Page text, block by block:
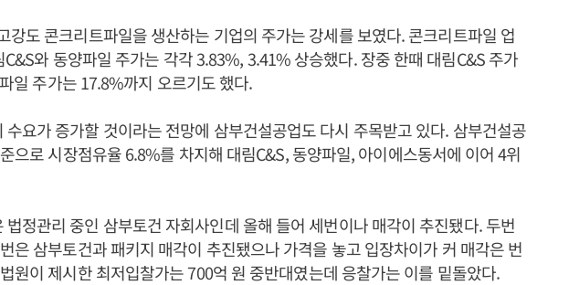
강도 콘크리트파일을 생산하는 기업의 주가는 강세를 보였다. 콘크리트파일 업
C&S와 동양파일 주가는 각각 3.83%, 3.41% 상승했다. 장중 한때 대림C&S 주가
일 주가는 17.8%까지 오르기도 했다.
수요가 증가할 것이라는 전망에 삼부건설공업도 다시 주목받고 있다. 삼부건설공
으로 시장점유율 6.8%를 차지해 대림C&S, 동양파일, 아이에스동서에 이어 4위
법정관리 중인 삼부토건 자회사인데 올해 들어 세번이나 매각이 추진됐다. 두번
은 삼부토건과 패키지 매각이 추진됐으나 가격을 놓고 입장차이가 커 매각은 번
원이 제시한 최저입찰가는 700억 원 중반대였는데 응찰가는 이를 밑돌았다.